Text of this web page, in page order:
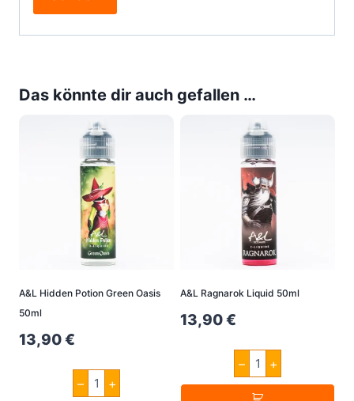
Das könnte dir auch gefallen …
A&L Hidden Potion Green Oasis
50ml
13,90€
–
A&L
Hidden
+
A&L Ragnarok Liquid 50ml
13,90€
–
A&L
Ragnarok
Liquid
50ml
+